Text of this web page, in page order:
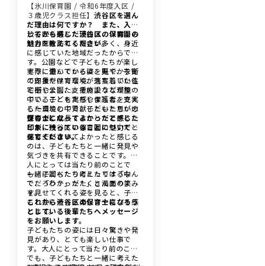
【氷川保育園 / 令和6年度入区 /
３歳児クラス担任】渋谷区を選ん
だ理由は何ですか？ また、入区
してから感じた渋谷区の保育園の
魅力を教えてください。
渋谷区を選んだ理由は、以前から
渋谷区を訪れる機会が多く、身近
に感じていた地域だったからで
す。公園などで子どもたちが楽し
そうに遊んでいる姿を見て、子育
て支援や保育環境が充実している
と感じました。そのような環境の
中で、子どもたちや保護者を支え
る一員として貢献したいと思い志
望しました。
実際に働いてからは、賑やかな街
の印象だけでなく、落ち着いた住
宅街や公園、支援施設などが整っ
ていることを実感しました。充実
した環境の中で、子どもたちがの
びのびと成長することができるこ
とが、渋谷区の保育園の魅力だと
感じています。
保育士になってよかったと感じた
印象に残っていることについて教
えてください。
保育士になってよかったと感じる
のは、子どもたちと一緒に発見や
気づきを共有できることです。大
人にとっては当たり前のことで
も、子どもたちにとっては「なん
でだろう？」がたくさんありま
す。
一緒に調べたり考えたりする中
で、「わかった！」と満面の笑み
を見せてくれる姿を見ると、子ど
もと共に考える楽しさや喜びを感
じます。
これから渋谷区の保育士になろう
としている後輩たちへメッセージ
をお願いします。
子どもたちの姿には日々驚きや発
見があり、とても楽しい仕事で
す。大人にとって当たり前のこと
でも、子どもたちと一緒に考えた